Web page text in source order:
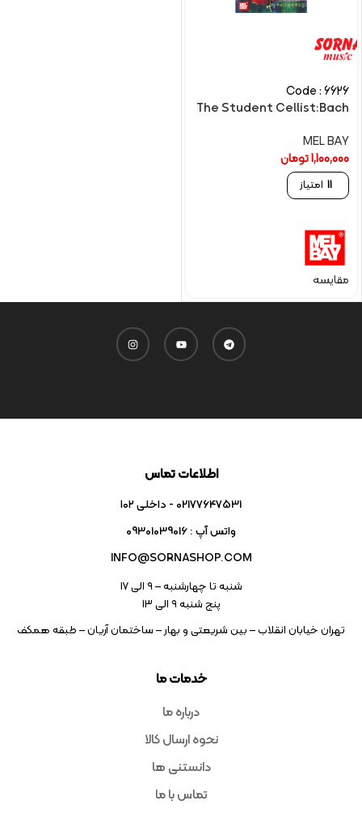
Code : 6626
The Student Cellist:Bach
MEL BAY
1,100,000تومان
11 امتیاز
مقایسه
خدمات ما
درباره ما
نحوه ارسال کالا
دانستنی ها
تماس با ما
اطلاعات تماس
02177647531 - داخلی ۱۰۲
واتس آپ : 09301039016
INFO@SORNASHOP.COM
شنبه تا چهارشنبه – ۹ الی 17
پنج شنبه ۹ الی 13
تهران خیابان انقلاب – بین شریعتی و بهار – ساختمان آریان – طبقه همکف